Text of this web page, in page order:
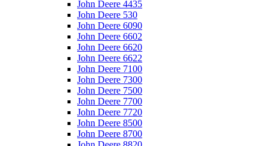
John Deere 4435
John Deere 530
John Deere 6090
John Deere 6602
John Deere 6620
John Deere 6622
John Deere 7100
John Deere 7300
John Deere 7500
John Deere 7700
John Deere 7720
John Deere 8500
John Deere 8700